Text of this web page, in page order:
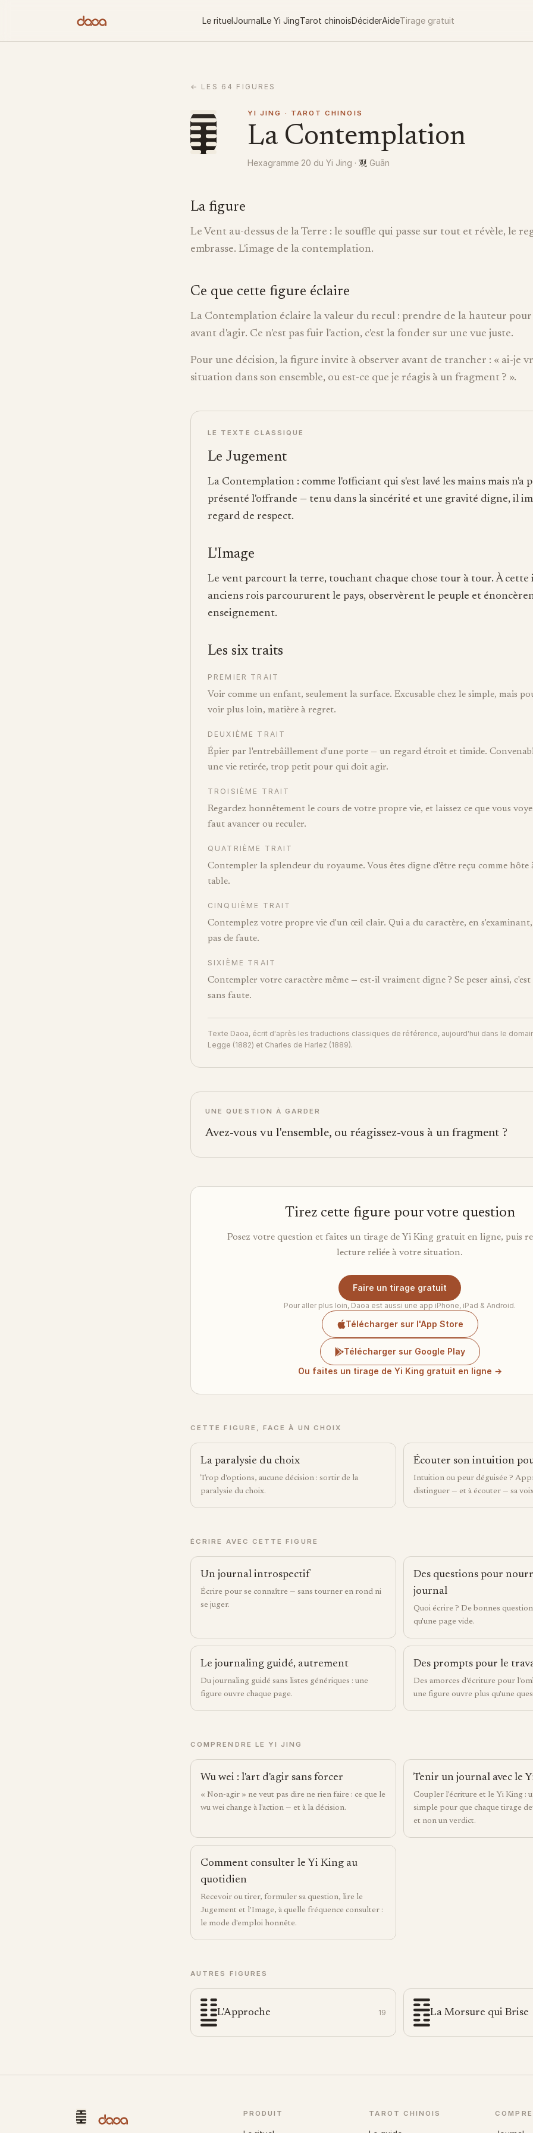
Le rituelJournalLe Yi JingTarot chinoisDéciderAideTirage gratuit
← LES 64 FIGURES
YI JING · TAROT CHINOIS
La Contemplation
Hexagramme 20 du Yi Jing · 观 Guān
La figure
Le Vent au-dessus de la Terre : le souffle qui passe sur tout et révèle, le
embrasse. L'image de la contemplation.
Ce que cette figure éclaire
La Contemplation éclaire la valeur du recul : prendre de la hauteur pour
avant d'agir. Ce n'est pas fuir l'action, c'est la fonder sur une vue juste.
Pour une décision, la figure invite à observer avant de trancher : « ai-je
situation dans son ensemble, ou est-ce que je réagis à un fragment ? ».
LE TEXTE CLASSIQUE
Le Jugement
La Contemplation : comme l'officiant qui s'est lavé les mains mais n'a
présenté l'offrande — tenu dans la sincérité et une gravité digne, il
regard de respect.
L'Image
Le vent parcourt la terre, touchant chaque chose tour à tour. À cette
anciens rois parcoururent le pays, observèrent le peuple et
enseignement.
Les six traits
PREMIER TRAIT
Voir comme un enfant, seulement la surface. Excusable chez le simple, mais
voir plus loin, matière à regret.
DEUXIÈME TRAIT
Épier par l'entrebâillement d'une porte — un regard étroit et timide.
une vie retirée, trop petit pour qui doit agir.
TROISIÈME TRAIT
Regardez honnêtement le cours de votre propre vie, et laissez ce que vous
faut avancer ou reculer.
QUATRIÈME TRAIT
Contempler la splendeur du royaume. Vous êtes digne d'être reçu comme hôte
table.
CINQUIÈME TRAIT
Contemplez votre propre vie d'un œil clair. Qui a du caractère, en
pas de faute.
SIXIÈME TRAIT
Contempler votre caractère même — est-il vraiment digne ? Se peser ainsi, c'est
sans faute.
Texte Daoa, écrit d'après les traductions classiques de référence, aujourd'hui dans le
Legge (1882) et Charles de Harlez (1889).
UNE QUESTION À GARDER
Avez-vous vu l'ensemble, ou réagissez-vous à un fragment ?
Tirez cette figure pour votre question
Posez votre question et faites un tirage de Yi King gratuit en ligne, puis
lecture reliée à votre situation.
Faire un tirage gratuit
Pour aller plus loin, Daoa est aussi une app iPhone, iPad & Android.
Télécharger sur l'App Store
Télécharger sur Google Play
Ou faites un tirage de Yi King gratuit en ligne →
CETTE FIGURE, FACE À UN CHOIX
La paralysie du choix
Trop d'options, aucune décision : sortir de la
paralysie du choix.
Écouter son intuition
Intuition ou peur déguisée ?
distinguer — et à écouter — sa
ÉCRIRE AVEC CETTE FIGURE
Un journal introspectif
Écrire pour se connaître — sans tourner en rond ni
se juger.
Des questions pour
journal
Quoi écrire ? De bonnes
qu'une page vide.
Le journaling guidé, autrement
Du journaling guidé sans listes génériques : une
figure ouvre chaque page.
Des prompts pour le
Des amorces d'écriture pour
une figure ouvre plus qu'une
COMPRENDRE LE YI JING
Wu wei : l'art d'agir sans forcer
« Non-agir » ne veut pas dire ne rien faire : ce que le
wu wei change à l'action — et à la décision.
Tenir un journal avec le
Coupler l'écriture et le Yi King :
simple pour que chaque tirage
et non un verdict.
Comment consulter le Yi King au
quotidien
Recevoir ou tirer, formuler sa question, lire le
Jugement et l'Image, à quelle fréquence consulter :
le mode d'emploi honnête.
AUTRES FIGURES
L'Approche 19 La Morsure qui Brise
PRODUIT TAROT CHINOIS